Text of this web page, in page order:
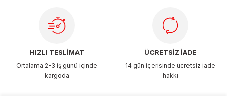
HIZLI TESLİMAT
Ortalama 2-3 iş günü içinde
kargoda
ÜCRETSİZ İADE
14 gün içerisinde ücretsiz iade
hakkı